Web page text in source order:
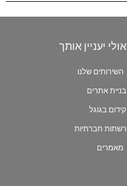
אולי יעניין אותך
השירותים שלנו
בניית אתרים
קידום בגוגל
רשתות חברתיות
מאמרים